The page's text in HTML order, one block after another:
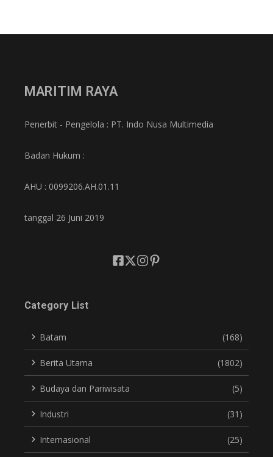
MARITIM RAYA
Penerbit - Pengelola : PT. Indo Nusa Multimedia
Badan Hukum :
AHU : 0099206.AH.01.11
tanggal 26 Juni 2019
Category List
Batam (168)
Berita Utama (1802)
Budaya dan Pariwisata (5)
Industri (31)
Internasional (25)